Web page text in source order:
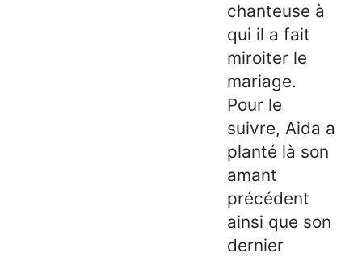
chanteuse à
qui il a fait
miroiter le
mariage.
Pour le
suivre, Aida a
planté là son
amant
précédent
ainsi que son
dernier